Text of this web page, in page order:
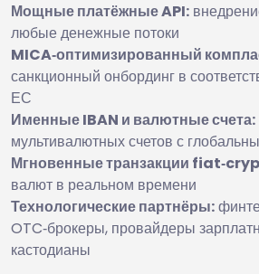
Мощные платёжные API:
любые денежные потоки
MICA‑оптимизированный
санкционный онбординг в
ЕС
Именные IBAN и валютные счета:
мультивалютных счетов с
Мгновенные транзакции
валют в реальном времени
Технологические партнёры:
OTC‑брокеры, провайдеры
кастодианы